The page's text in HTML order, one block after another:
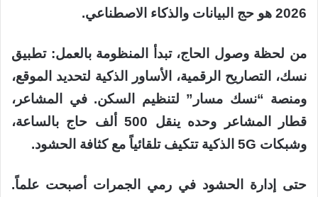
2026 هو حج البيانات والذكاء الاصطناعي.
من لحظة وصول الحاج، تبدأ المنظومة بالعمل: تطبيق
نسك، التصاريح الرقمية، الأساور الذكية لتحديد الموقع،
ومنصة “نسك مسار” لتنظيم السكن. في المشاعر،
قطار المشاعر وحده ينقل 500 ألف حاج بالساعة،
وشبكات 5G الذكية تتكيف تلقائياً مع كثافة الحشود.
حتى إدارة الحشود في رمي الجمرات أصبحت علماً.